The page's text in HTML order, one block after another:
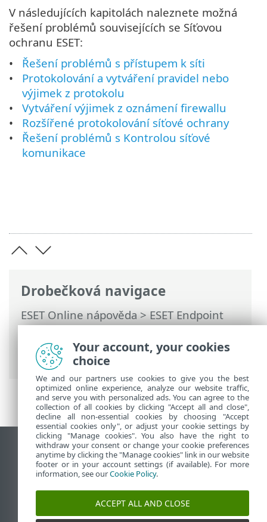
Drobečková navigace
ESET Online nápověda>ESET Endpoint
Security>Použití ESET Endpoint Security
Nastavení>Síť> Řešení problémů se
síťovou ochranou ESET
V následujících kapitolách naleznete možná
řešení problémů souvisejících se Síťovou
ochranu ESET:
Řešení problémů s přístupem k síti
Protokolování a vytváření pravidel nebo
výjimek z protokolu
Vytváření výjimek z oznámení firewallu
Rozšířené protokolování síťové ochrany
Řešení problémů s Kontrolou síťové
komunikace
Zobrazit verzi pro počítač
End of Life
ESET Databáze znalostí
ESET Forum
ESET Status Portal
Your account, your cookies
choice
We and our partners use cookies to give you the best
optimized online experience, analyze our website traffic,
and serve you with personalized ads. You can agree to the
collection of all cookies by clicking "Accept all and close",
decline all non-essential cookies by choosing "Accept
essential cookies only", or adjust your cookie settings by
clicking "Manage cookies". You also have the right to
withdraw your consent or change your cookie preferences
anytime by clicking the "Manage cookies" link in our website
footer or in your account settings (if available). For more
information, see ourCookie Policy.
ACCEPT ALL AND CLOSE